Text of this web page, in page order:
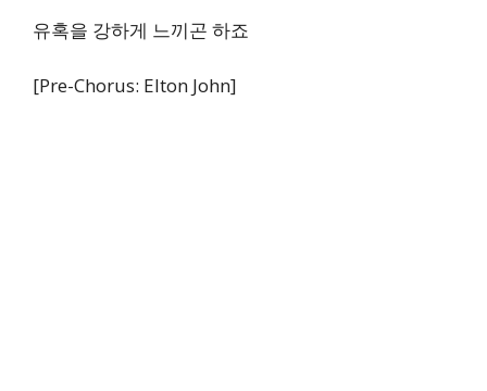
유혹을 강하게 느끼곤 하죠
[Pre-Chorus: Elton John]